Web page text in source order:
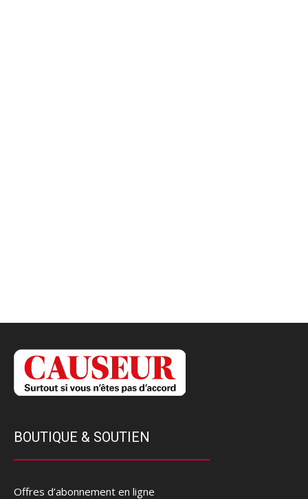
BOUTIQUE & SOUTIEN
Offres d’abonnement en ligne